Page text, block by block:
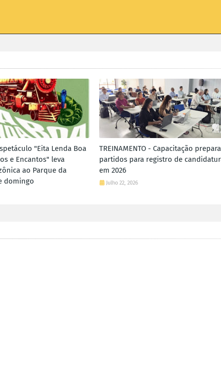
"Eita Lenda Boa
e Encantos" leva
ao Parque da
domingo
TREINAMENTO - Capacitação prepara
partidos para registro de
em 2026
Julho 22, 2026